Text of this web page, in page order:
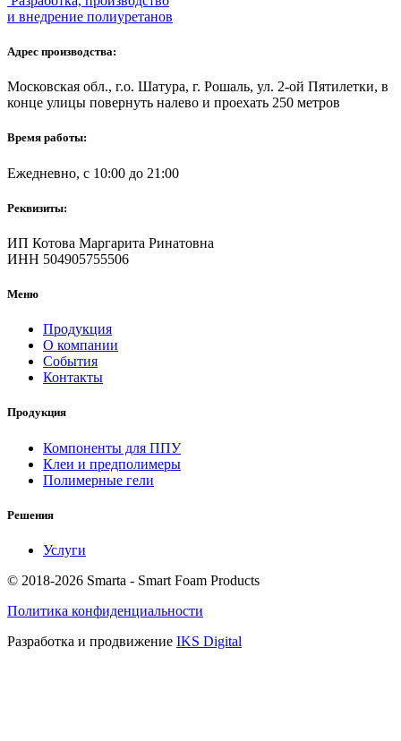
и внедрение полиуретанов
Адрес производства:
Московская обл., г.о. Шатура, г. Рошаль, ул. 2-ой Пятилетки, в
конце улицы повернуть налево и проехать 250 метров
Время работы:
Ежедневно, с 10:00 до 21:00
Реквизиты:
ИП Котова Маргарита Ринатовна
ИНН 504905755506
Меню
Продукция
О компании
События
Контакты
Продукция
Компоненты для ППУ
Клеи и предполимеры
Полимерные гели
Решения
Услуги
© 2018-2026 Smarta - Smart Foam Products
Политика конфиденциальности
Разработка и продвижение IKS Digital